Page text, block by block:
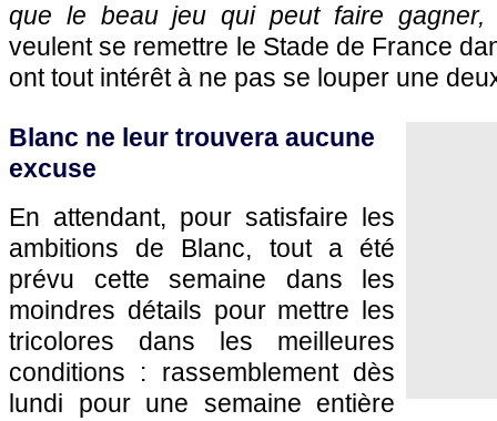
que le beau jeu qui peut faire gagner,
veulent se remettre le Stade de France
ont tout intérêt à ne pas se louper une
Blanc ne leur trouvera aucune
excuse
En attendant, pour satisfaire les
ambitions de Blanc, tout a été
prévu cette semaine dans les
moindres détails pour mettre les
tricolores dans les meilleures
conditions : rassemblement dès
lundi pour une semaine entière